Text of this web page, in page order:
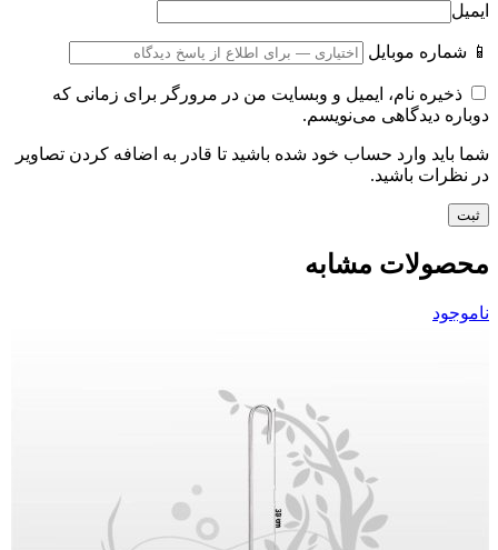
ایمیل
📱 شماره موبایل
ذخیره نام، ایمیل و وبسایت من در مرورگر برای زمانی که
دوباره دیدگاهی می‌نویسم.
شما باید وارد حساب خود شده باشید تا قادر به اضافه کردن تصاویر
در نظرات باشید.
محصولات مشابه
ناموجود